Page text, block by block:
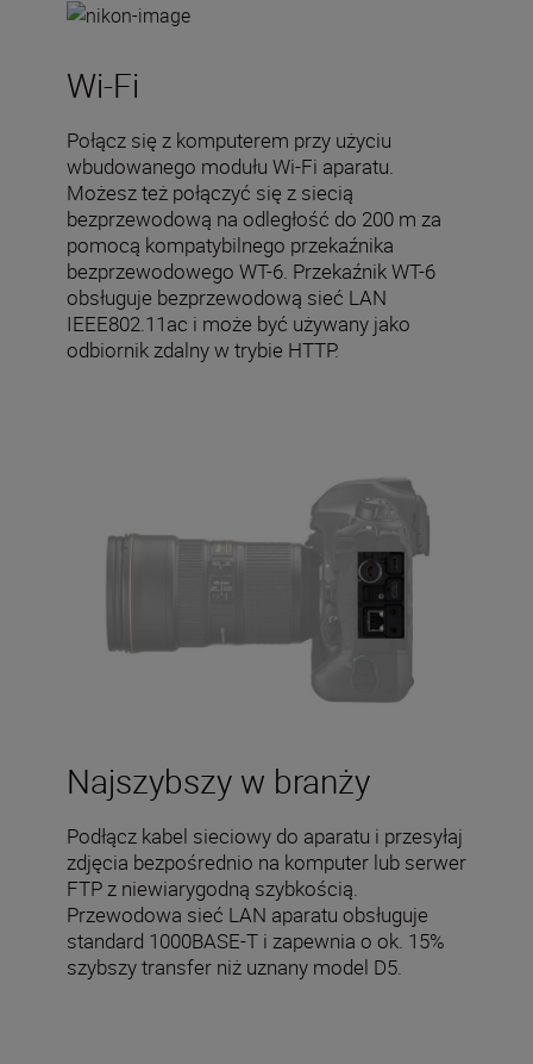
Wi-Fi
Połącz się z komputerem przy użyciu
wbudowanego modułu Wi-Fi aparatu.
Możesz też połączyć się z siecią
bezprzewodową na odległość do 200 m za
pomocą kompatybilnego przekaźnika
bezprzewodowego WT-6. Przekaźnik WT-6
obsługuje bezprzewodową sieć LAN
IEEE802.11ac i może być używany jako
odbiornik zdalny w trybie HTTP.
Najszybszy w branży
Podłącz kabel sieciowy do aparatu i przesyłaj
zdjęcia bezpośrednio na komputer lub serwer
FTP z niewiarygodną szybkością.
Przewodowa sieć LAN aparatu obsługuje
standard 1000BASE-T i zapewnia o ok. 15%
szybszy transfer niż uznany model D5.